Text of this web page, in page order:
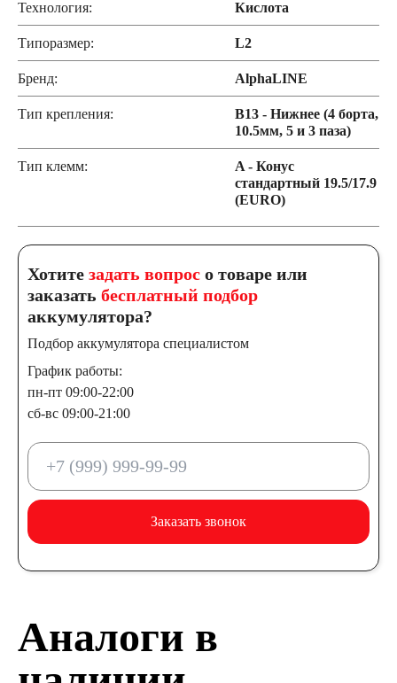
Технология: Кислота
Типоразмер: L2
Бренд: AlphaLINE
Тип крепления:
B13 - Нижнее (4 борта,
10.5мм, 5 и 3 паза)
Тип клемм:
A - Конус
стандартный 19.5/17.9
(EURO)
Хотите задать вопрос о товаре или
заказать бесплатный подбор
аккумулятора?
Подбор аккумулятора специалистом
График работы:
пн-пт 09:00-22:00
сб-вс 09:00-21:00
Заказать звонок
Аналоги в